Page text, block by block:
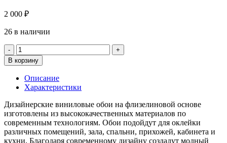
2 000 ₽
26 в наличии
Количество
товара
Обои
71973-
17
Палитра
Home
Color
Тропикал
Шейдз
В корзину
Описание
Характеристики
Дизайнерские виниловые обои на флизелиновой основе
изготовлены из высококачественных материалов по
современным технологиям. Обои подойдут для оклейки
различных помещений, зала, спальни, прихожей, кабинета и
кухни. Благодаря современному дизайну создадут модный